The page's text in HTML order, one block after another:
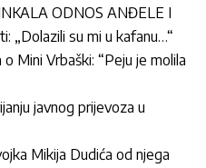
ODNOS ANĐELE I
„Dolazili su mi u kafanu…“
Mini Vrbaški: “Peju je molila
javnog prijevoza u
Mikija Dudića od njega